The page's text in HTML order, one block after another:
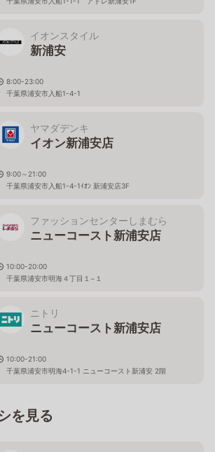
イオンスタイル
新浦安
8:00-23:00
千葉県浦安市入船1-4-1
ヤマダデンキ
イオン新浦安店
9:00～21:00
千葉県浦安市入船1-4-1ｲｵﾝ 新浦安店3F
ファッションセンターしまむら
ニューコースト新浦安店
10:00-20:00
千葉県浦安市明海４丁目１−１
ニトリ
ニューコースト新浦安店
10:00-21:00
千葉県浦安市明海4-1-1 ニューコースト新浦安 2階
を見る